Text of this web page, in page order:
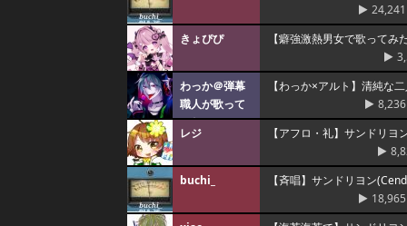
24,241
きょぴぴ
【癖強激熱男女で歌って
わっか＠弾幕
職人が歌って
みた
【わっか×アルト】清純な
8,236
レジ
【アフロ・礼】サンドリヨ
buchi_
【斉唱】サンドリヨン
18,965